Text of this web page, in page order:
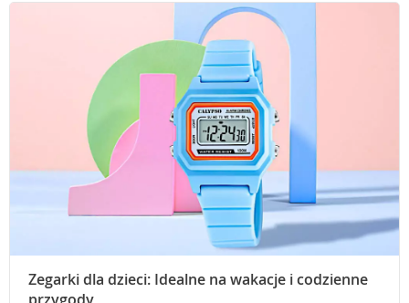
Zegarki dla dzieci: Idealne na wakacje i codzienne